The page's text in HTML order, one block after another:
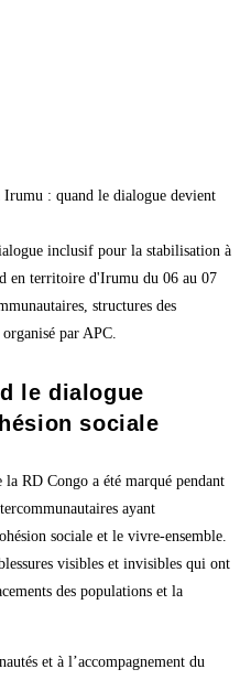
inclusif pour la stabilisation à
en territoire d'Irumu du 06 au 07
structures des
par APC.
le dialogue
sociale
RD Congo a été marqué pendant
ayant
sociale et le vivre-ensemble.
visibles et invisibles qui ont
des populations et la
et à l’accompagnement du